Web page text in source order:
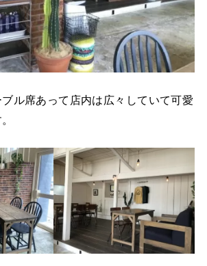
ル席あって店内は広々していて可愛